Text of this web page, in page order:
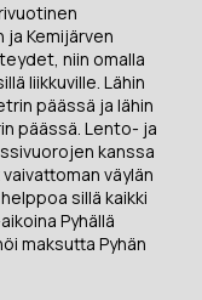
Kemijärven
niin omalla
liikkuville. Lähin
päässä ja lähin
päässä. Lento- ja
kanssa
väylän
sillä kaikki
Pyhällä
maksutta Pyhän